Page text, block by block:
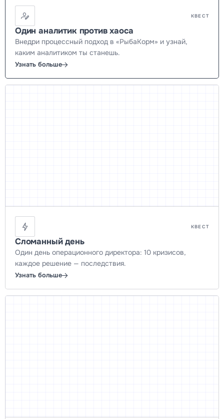
КВЕСТ
Один аналитик против хаоса
Внедри процессный подход в «РыбаКорм» и узнай,
каким аналитиком ты станешь.
Узнать больше
КВЕСТ
Сломанный день
Один день операционного директора: 10 кризисов,
каждое решение — последствия.
Узнать больше